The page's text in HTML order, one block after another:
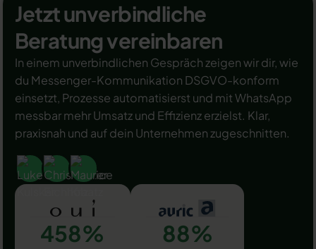
Jetzt unverbindliche
Beratung vereinbaren
In einem unverbindlichen Gespräch zeigen wir dir, wie
du Messenger-Kommunikation DSGVO-konform
einsetzt, Prozesse automatisierst und mit WhatsApp
messbar mehr Umsatz und Effizienz erzielst. Klar,
praxisnah und auf dein Unternehmen zugeschnitten.
458% 88%